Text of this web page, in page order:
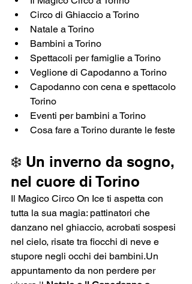
Circo di Ghiaccio a Torino
Natale a Torino
Bambini a Torino
Spettacoli per famiglie a Torino
Veglione di Capodanno a Torino
Capodanno con cena e spettacolo
Torino
Eventi per bambini a Torino
Cosa fare a Torino durante le feste
❄️ Un inverno da sogno,
nel cuore di Torino
Il Magico Circo On Ice ti aspetta con
tutta la sua magia: pattinatori che
danzano nel ghiaccio, acrobati sospesi
nel cielo, risate tra fiocchi di neve e
stupore negli occhi dei bambini.Un
appuntamento da non perdere per